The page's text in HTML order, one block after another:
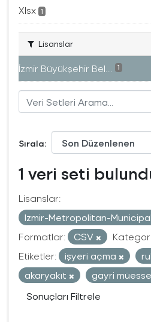
Xlsx 1
Lisanslar
İzmir Büyükşehir Bel... 1
Sırala
1 veri seti
Lisanslar:
Izmir-Metropolitan-
Formatlar:
CSV
Etiketler:
işyeri açma
akaryakıt
gayri
Sonuçları Filtrele